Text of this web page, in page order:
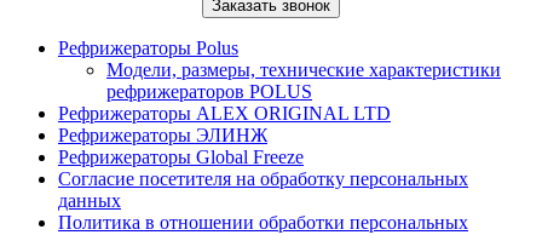
Рефрижераторы Polus
Модели, размеры, технические характеристики
рефрижераторов POLUS
Рефрижераторы ALEX ORIGINAL LTD
Рефрижераторы ЭЛИНЖ
Рефрижераторы Global Freeze
Согласие посетителя на обработку персональных
данных
Политика в отношении обработки персональных